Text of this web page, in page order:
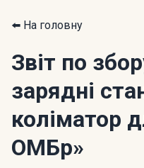
⬅️ На головну
Звіт по
зарядні
коліматор
ОМБр»